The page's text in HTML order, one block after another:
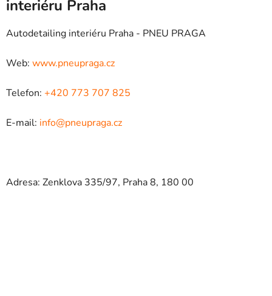
interiéru Praha
Autodetailing interiéru Praha - PNEU PRAGA
Web: www.pneupraga.cz
Telefon: +420 773 707 825
E-mail: info@pneupraga.cz
Adresa: Zenklova 335/97, Praha 8, 180 00